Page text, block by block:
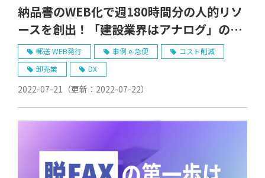
納品書のWEB化で週180時間分の人的リソ
ースを創出！「建設業界はアナログ」の固
定観念を覆すDXを推進【株式会社オータケ
様】
郵送 WEB発行 事例 e-急便
コスト削減
卸売業
DX
2022-07-21 （更新： 2022-07-22）